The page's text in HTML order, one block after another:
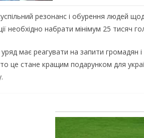
резонанс і обурення людей
необхідно набрати мінімум 25 тисяч
має реагувати на запити громадян
це стане кращим подарунком для